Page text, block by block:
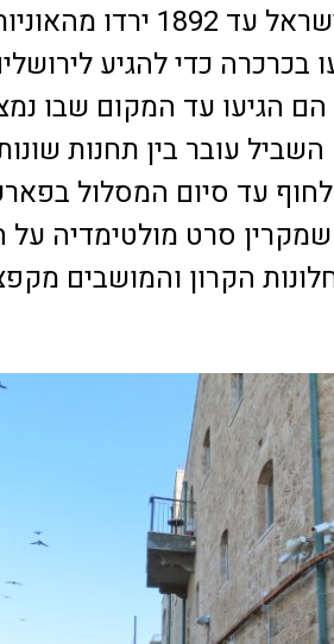
הנוסעים והעולים שהגיעו לארץ ישראל עד 1892 ירדו
בכרכרה כדי להגיע
הם הגיעו עד המקום שבו
עובר בין תחנות
עד סיום המסלול
סרט מולטימדיה על
הקרון והמושבים